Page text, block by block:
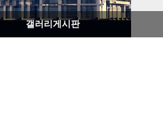
갤러리게시판